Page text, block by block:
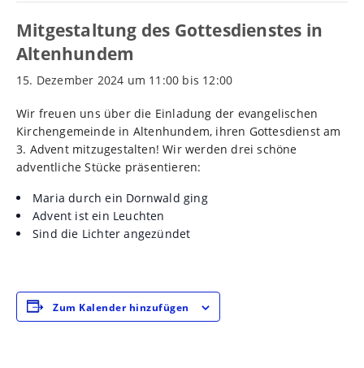
Mitgestaltung des Gottesdienstes in
Altenhundem
15. Dezember 2024 um 11:00 bis 12:00
Wir freuen uns über die Einladung der evangelischen
Kirchengemeinde in Altenhundem, ihren Gottesdienst am
3. Advent mitzugestalten! Wir werden drei schöne
adventliche Stücke präsentieren:
Maria durch ein Dornwald ging
Advent ist ein Leuchten
Sind die Lichter angezündet
Zum Kalender hinzufügen